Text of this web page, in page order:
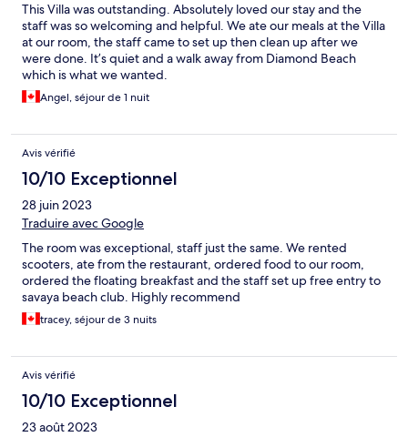
This Villa was outstanding. Absolutely loved our stay and the
staff was so welcoming and helpful. We ate our meals at the Villa
at our room, the staff came to set up then clean up after we
were done. It’s quiet and a walk away from Diamond Beach
which is what we wanted.
Angel, séjour de 1 nuit
Avis vérifié
10/10 Exceptionnel
28 juin 2023
Traduire avec Google
The room was exceptional, staff just the same. We rented
scooters, ate from the restaurant, ordered food to our room,
ordered the floating breakfast and the staff set up free entry to
savaya beach club. Highly recommend
tracey, séjour de 3 nuits
Avis vérifié
10/10 Exceptionnel
23 août 2023